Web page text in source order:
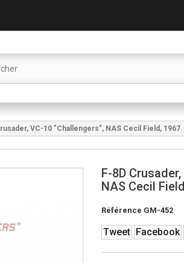
VC-10 "Challengers", NAS Cecil Field, 1967
F-8D
NAS Cecil
Référence GM-452
Tweet Facebook